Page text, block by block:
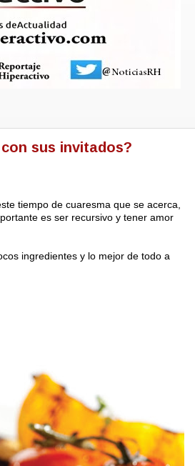
sus invitados?
tiempo de cuaresma que se acerca,
es ser recursivo y tener amor
ingredientes y lo mejor de todo a